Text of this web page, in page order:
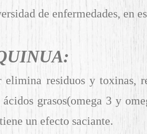
de enfermedades, en
elimina residuos y toxinas,
grasos(omega 3 y
un efecto saciante.